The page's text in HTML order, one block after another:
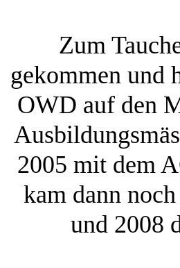
Zum
gekommen und
OWD auf den
2005 mit dem
kam dann
und 2008